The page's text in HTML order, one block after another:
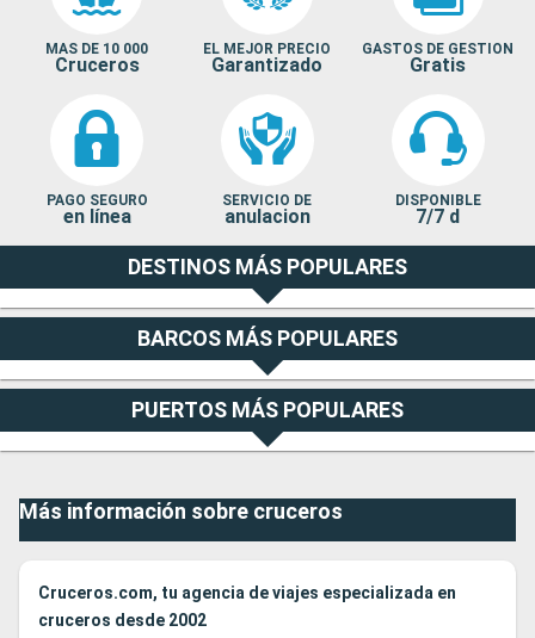
MAS DE 10 000
Cruceros
EL MEJOR PRECIO
Garantizado
GASTOS DE GESTION
Gratis
PAGO SEGURO
en línea
SERVICIO DE
anulacion
DISPONIBLE
7/7 d
DESTINOS MÁS POPULARES
BARCOS MÁS POPULARES
PUERTOS MÁS POPULARES
Más información sobre cruceros
Cruceros.com, tu agencia de viajes especializada en
cruceros desde 2002